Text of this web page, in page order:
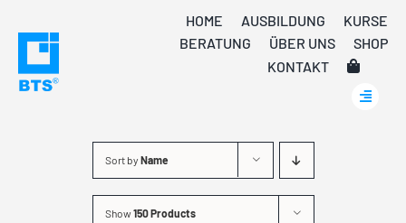
content
HOME AUSBILDUNG
KURSE
BERATUNG
ÜBER UNS
SHOP
KONTAKT
Sort by Name
Show150 Products